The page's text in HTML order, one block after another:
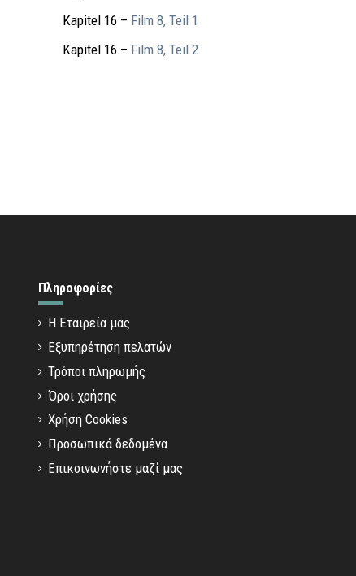
Kapitel 16 – Film 8, Teil 1
Kapitel 16 – Film 8, Teil 2
Πληροφορίες
Η Εταιρεία μας
Εξυπηρέτηση πελατών
Τρόποι πληρωμής
Όροι χρήσης
Χρήση Cookies
Προσωπικά δεδομένα
Επικοινωνήστε μαζί μας